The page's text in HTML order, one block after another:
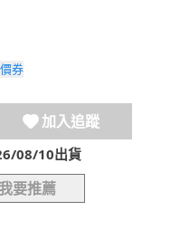
券
加入追蹤
08/10出貨
我要推薦